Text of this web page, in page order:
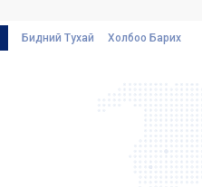
Бидний Тухай Холбоо Барих